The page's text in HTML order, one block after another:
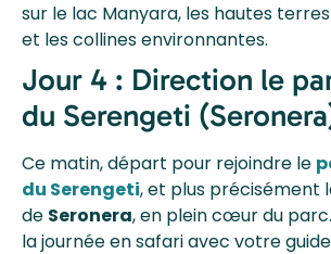
sur le lac Manyara, les hautes
et les collines environnantes.
Jour 4 : Direction le
du Serengeti
Ce matin, départ pour rejoindre le
du Serengeti, et plus précisément
de Seronera, en plein cœur du
la journée en safari avec votre